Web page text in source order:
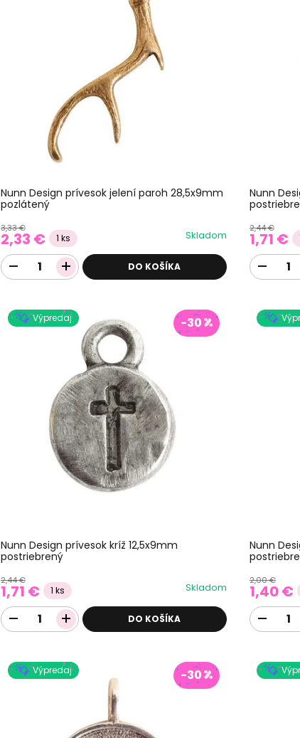
Nunn Design prívesok jelení paroh 28,5x9mm
pozlátený
3,33 €
2,33 € 1 ks Skladom
DO KOŠÍKA
Nunn
2,44 €
1,71 €
Výpredaj -30
Nunn Design prívesok kríž 12,5x9mm
postriebrený
2,44 €
1,71 € 1 ks Skladom
DO KOŠÍKA
Nunn
2,00 €
1,40 €
Výpredaj -30